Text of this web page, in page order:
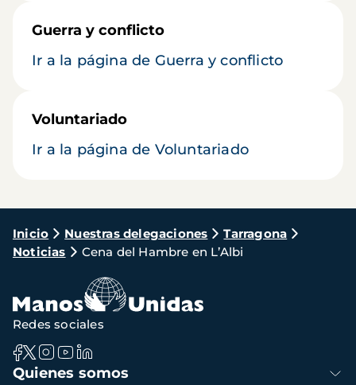
Guerra y conflicto
Ir a la página de Guerra y conflicto
Voluntariado
Ir a la página de Voluntariado
Ruta
de
navegación
Inicio Nuestras delegaciones
Tarragona
Noticias
Cena del Hambre en L’Albi
Navegación
Quienes somos
Redes sociales